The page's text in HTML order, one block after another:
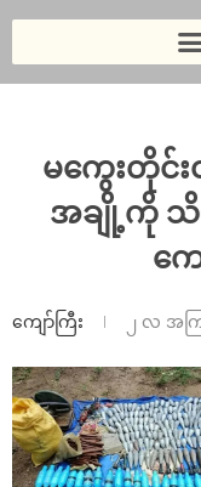
မကွေးတိုင်
အချို့ကို သိ
က
ကျော်ကြီး ၂ လ အက